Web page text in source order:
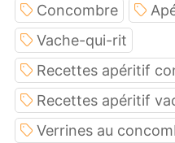
Concombre
Vache-qui-rit
Recettes apéritif
Recettes apéritif
Verrines au